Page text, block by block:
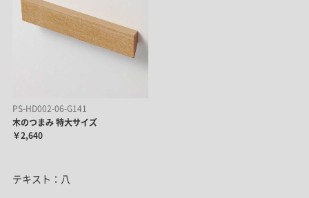
PS-HD002-06-G141
木のつまみ 特大サイズ
￥2,640
テキスト：八